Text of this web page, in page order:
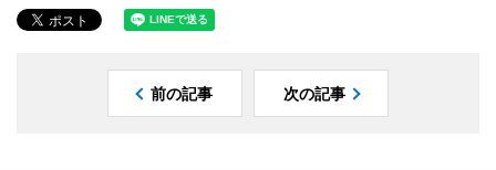
前の記事 次の記事